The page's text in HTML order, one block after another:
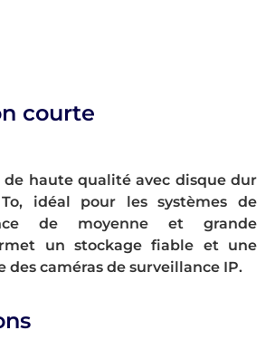
courte
de haute qualité avec disque dur
idéal pour les systèmes de
de moyenne et grande
un stockage fiable et une
des caméras de surveillance IP.